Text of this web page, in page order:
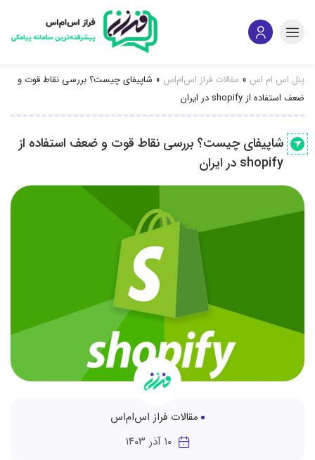
پنل اس ام اس » مقالات فراز اس‌ام‌اس » شاپیفای چیست؟ بررسی نقاط قوت و
ضعف استفاده از shopify در ایران
شاپیفای چیست؟ بررسی نقاط قوت و ضعف استفاده از
shopify در ایران
مقالات فراز اس‌ام‌اس
۱۰ آذر ۱۴۰۳